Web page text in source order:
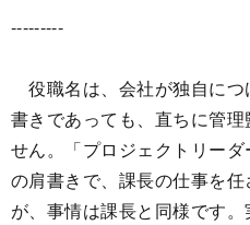
---------
役職名は、会社が独自に
書きであっても、直ちに管
せん。「プロジェクトリー
の肩書きで、課長の仕事を
が、事情は課長と同様です